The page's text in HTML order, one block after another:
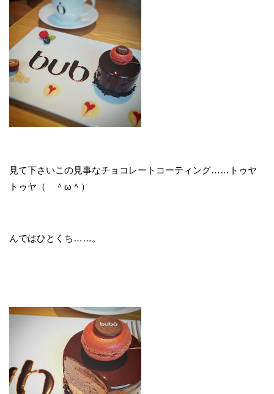
見て下さいこの見事なチョコレートコーティング……トゥヤ
トゥヤ（ ＾ω＾）
んではひとくち……。